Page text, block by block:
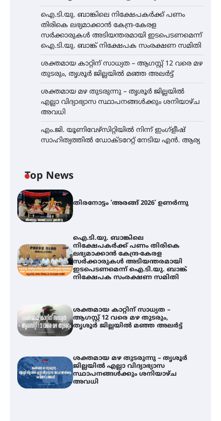
ഐ.ടി.യു. ബാങ്കിലെ നിക്ഷേപകർക്ക് പണം
തിരികെ ലഭ്യമാക്കാൻ കേന്ദ്ര-കേരള
സർക്കാരുകൾ അടിയന്തരമായി ഇടപെടണമെന്ന്
ഐ.ടി.യു. ബാങ്ക് നിക്ഷേപക സംരക്ഷണ സമിതി
ശക്തമായ കാറ്റിന് സാധ്യത – ആഗസ്റ്റ് 12 വരെ മഴ
തുടരും, തൃശൂർ ജില്ലയിൽ മഞ്ഞ അലർട്ട്
ശക്തമായ മഴ തുടരുന്നു – തൃശൂർ ജില്ലയിൽ
എല്ലാ വിദ്യാഭ്യാസ സ്ഥാപനങ്ങൾക്കും ശനിയാഴ്ച
അവധി
എം.ജി. യൂണിവേഴ്‌സിറ്റിയിൽ നിന്ന് ഇംഗ്ളീഷ്
സാഹിത്യത്തിൽ ഡോക്ടറേറ്റ് നേടിയ എൻ. ആര്യ
Top News
തിരനോട്ടം ‘അരങ്ങ് 2026’ ഉണർന്നു
ഐ.ടി.യു. ബാങ്കിലെ
നിക്ഷേപകർക്ക് പണം തിരികെ
ലഭ്യമാക്കാൻ കേന്ദ്ര-കേരള
സർക്കാരുകൾ അടിയന്തരമായി
ഇടപെടണമെന്ന് ഐ.ടി.യു. ബാങ്ക്
നിക്ഷേപക സംരക്ഷണ സമിതി
ശക്തമായ കാറ്റിന് സാധ്യത –
ആഗസ്റ്റ് 12 വരെ മഴ തുടരും,
തൃശൂർ ജില്ലയിൽ മഞ്ഞ അലർട്ട്
ശക്തമായ മഴ തുടരുന്നു – തൃശൂർ
ജില്ലയിൽ എല്ലാ വിദ്യാഭ്യാസ
സ്ഥാപനങ്ങൾക്കും ശനിയാഴ്ച
അവധി